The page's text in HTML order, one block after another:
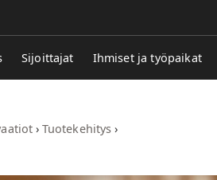
Sijoittajat Ihmiset ja työpaikat
› Tuotekehitys ›